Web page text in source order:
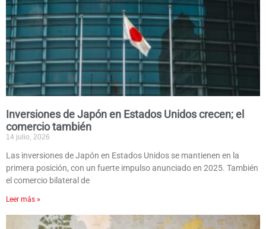
Inversiones de Japón en Estados Unidos crecen; el
comercio también
14 julio, 2026
Las inversiones de Japón en Estados Unidos se mantienen en la
primera posición, con un fuerte impulso anunciado en 2025. También
el comercio bilateral de
Leer más »